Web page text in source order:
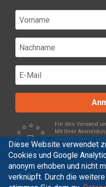
Diese Website verwendet
Cookies und Google
anonym erhoben und nicht
verknüpft. Durch die
Für den Versand
Mit Ihrer
eingegebenen
Beachten Sie bitte